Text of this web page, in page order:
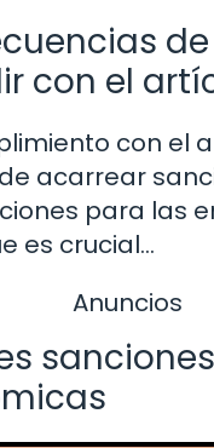
con el
con el
acarrear
para las
es crucial…
Anuncios
sanciones